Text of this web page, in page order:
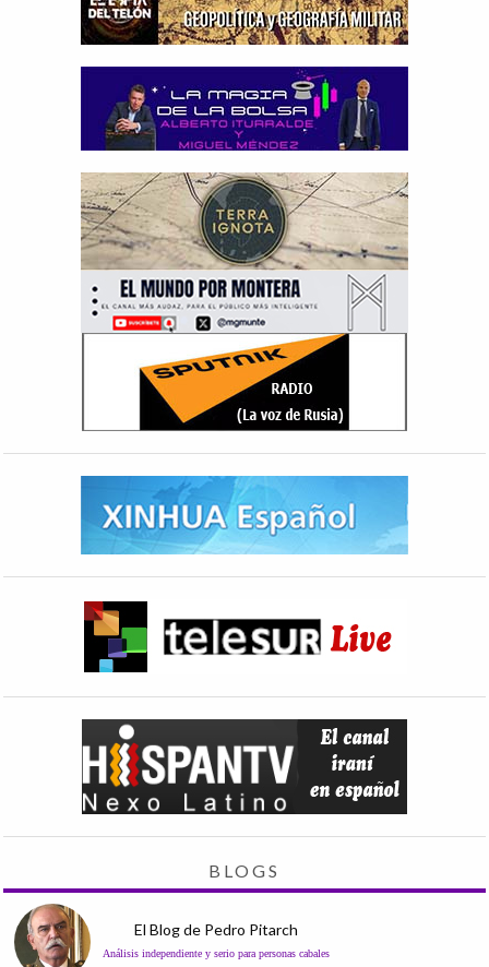
BLOGS
El Blog de Pedro Pitarch
Análisis independiente y serio para personas cabales